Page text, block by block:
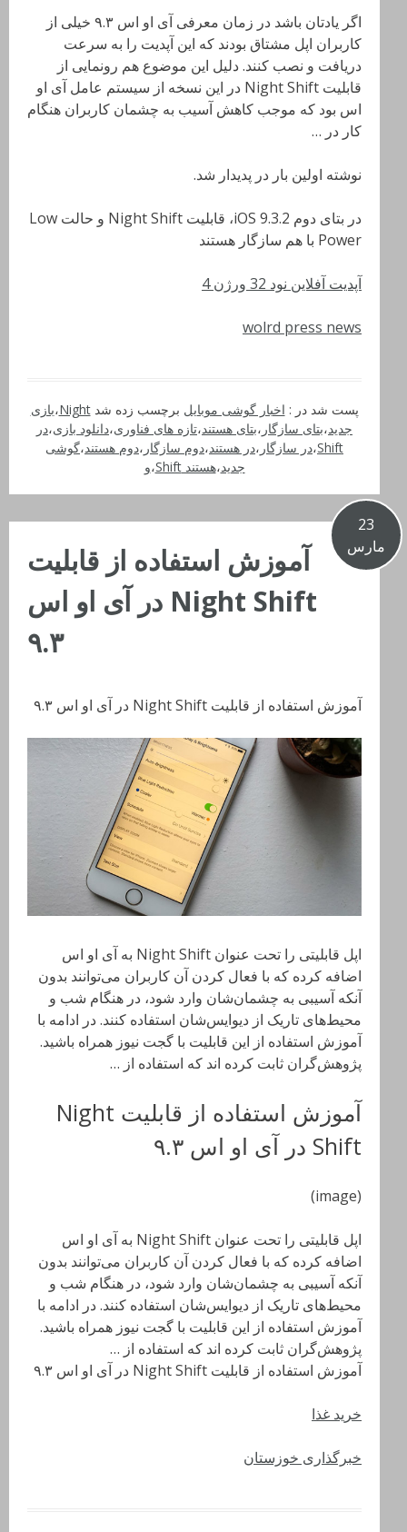
اگر یادتان باشد در زمان معرفی آی او اس ۹.۳ خیلی از
کاربران اپل مشتاق بودند که این آپدیت را به سرعت
دریافت و نصب کنند. دلیل این موضوع هم رونمایی از
قابلیت Night Shift در این نسخه از سیستم عامل آی او
اس بود که موجب کاهش آسیب به چشمان کاربران هنگام
کار در …
نوشته اولین بار در پدیدار شد.
در بتای دوم iOS 9.3.2، قابلیت Night Shift و حالت Low
Power با هم سازگار هستند
آپدیت آفلاین نود 32 ورژن 4
wolrd press news
پست شد در : اخبار گوشی موبایل برچسب زده شدNight،بازی
جدید،بتای سازگار ،بتای هستند،تازه های فناوری،دانلود بازی،در
Shift،در سازگار ،در هستند،دوم سازگار ،دوم هستند،گوشی
جدید،هستند Shift ،و
23
مارس
آموزش استفاده از قابلیت
Night Shift در آی او اس
۹.۳
آموزش استفاده از قابلیت Night Shift در آی او اس ۹.۳
اپل قابلیتی را تحت عنوان Night Shift به آی او اس
اضافه کرده که با فعال کردن آن کاربران می‌توانند بدون
آنکه آسیبی به چشمان‌شان وارد شود، در هنگام شب و
محیط‌های تاریک از دیوایس‌شان استفاده کنند. در ادامه با
آموزش استفاده از این قابلیت با گجت نیوز همراه باشید.
پژوهش‌گران ثابت کرده اند که استفاده از …
آموزش استفاده از قابلیت Night
Shift در آی او اس ۹.۳
(image)
اپل قابلیتی را تحت عنوان Night Shift به آی او اس
اضافه کرده که با فعال کردن آن کاربران می‌توانند بدون
آنکه آسیبی به چشمان‌شان وارد شود، در هنگام شب و
محیط‌های تاریک از دیوایس‌شان استفاده کنند. در ادامه با
آموزش استفاده از این قابلیت با گجت نیوز همراه باشید.
پژوهش‌گران ثابت کرده اند که استفاده از …
آموزش استفاده از قابلیت Night Shift در آی او اس ۹.۳
خرید غذا
خبرگذاری خوزستان